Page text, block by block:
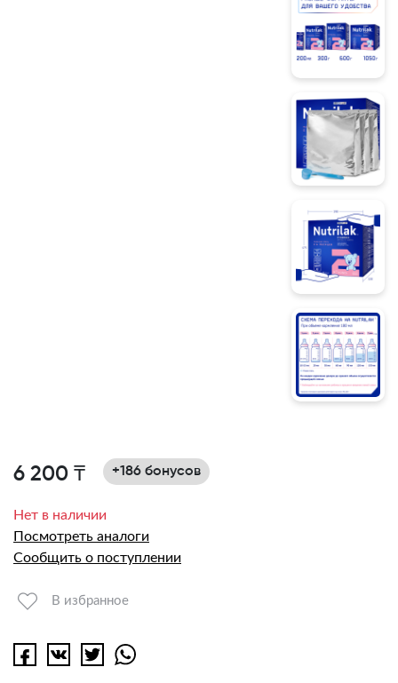
6 200 ₸ +186 бонусов
Нет в наличии
Посмотреть аналоги
Сообщить о поступлении
В избранное